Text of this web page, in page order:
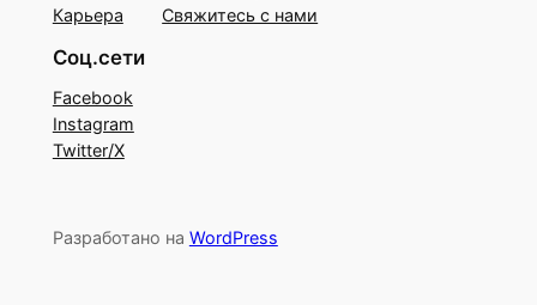
Карьера
Свяжитесь с нами
Соц.сети
Facebook
Instagram
Twitter/X
Разработано на WordPress